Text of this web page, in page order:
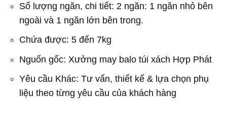
Số lượng ngăn, chi tiết: 2 ngăn: 1 ngăn nhỏ bên
ngoài và 1 ngăn lớn bên trong.
Chứa được: 5 đến 7kg
Nguốn gốc: Xưởng may balo túi xách Hợp Phát
Yêu cầu Khác: Tư vấn, thiết kế & lựa chọn phụ
liệu theo từng yêu cầu của khách hàng